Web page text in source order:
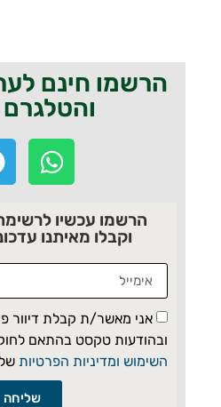
הרשמו חינם
הרשמו עכשיו
וקבלו מאיתנו
אני מאשר/ת קבלת דיוור
ובהודעות טקסט בהתאם
השימוש ומדיניות הפרטיות
שליחה